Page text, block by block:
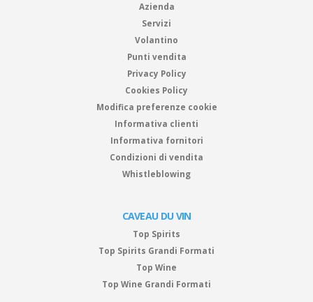
Azienda
Servizi
Volantino
Punti vendita
Privacy Policy
Cookies Policy
Modifica preferenze cookie
Informativa clienti
Informativa fornitori
Condizioni di vendita
Whistleblowing
CAVEAU DU VIN
Top Spirits
Top Spirits Grandi Formati
Top Wine
Top Wine Grandi Formati